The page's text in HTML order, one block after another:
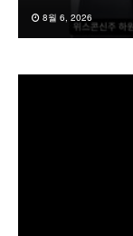
8월 6, 2026